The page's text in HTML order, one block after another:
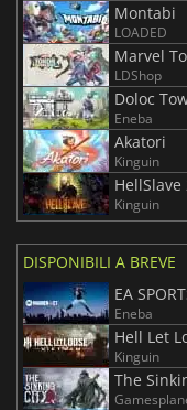
Montabi
LOADED
Marvel
LDShop
Doloc
Eneba
Akatori
Kinguin
Kinguin
DISPONIBILI A BREVE
EA
Eneba
Hell Let
Kinguin
The